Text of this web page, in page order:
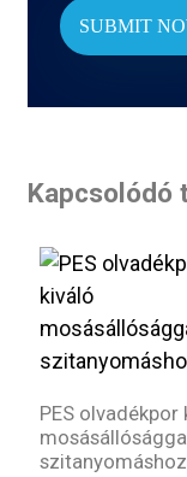
SUBMIT
Kapcsolódó
PES olvadékpor
szitanyomáshoz